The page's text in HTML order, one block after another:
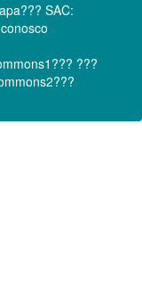
SAC:
???